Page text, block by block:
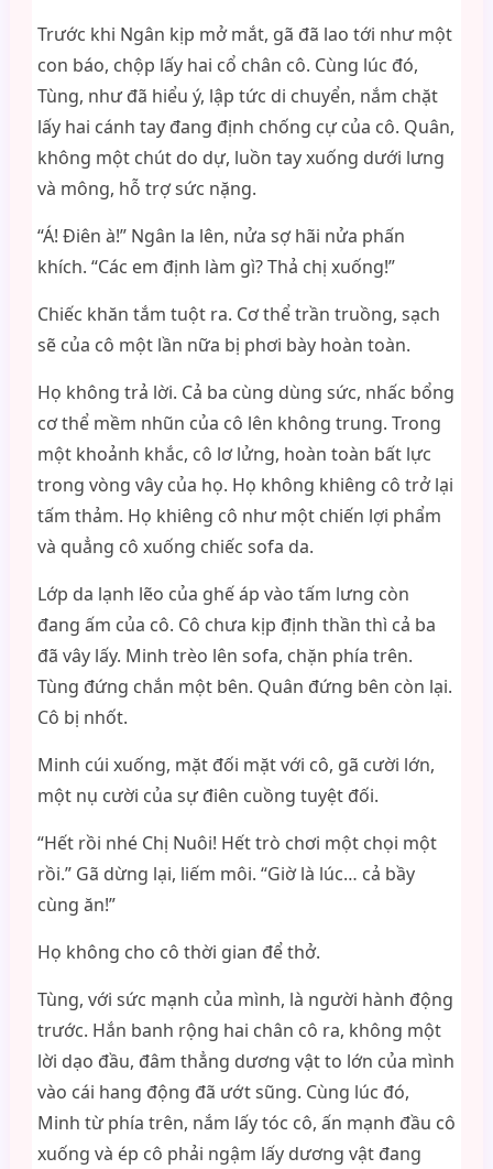
Trước khi Ngân kịp mở mắt, gã đã lao tới như một
con báo, chộp lấy hai cổ chân cô. Cùng lúc đó,
Tùng, như đã hiểu ý, lập tức di chuyển, nắm chặt
lấy hai cánh tay đang định chống cự của cô. Quân,
không một chút do dự, luồn tay xuống dưới lưng
và mông, hỗ trợ sức nặng.
“Á! Điên à!” Ngân la lên, nửa sợ hãi nửa phấn
khích. “Các em định làm gì? Thả chị xuống!”
Chiếc khăn tắm tuột ra. Cơ thể trần truồng, sạch
sẽ của cô một lần nữa bị phơi bày hoàn toàn.
Họ không trả lời. Cả ba cùng dùng sức, nhấc bổng
cơ thể mềm nhũn của cô lên không trung. Trong
một khoảnh khắc, cô lơ lửng, hoàn toàn bất lực
trong vòng vây của họ. Họ không khiêng cô trở lại
tấm thảm. Họ khiêng cô như một chiến lợi phẩm
và quẳng cô xuống chiếc sofa da.
Lớp da lạnh lẽo của ghế áp vào tấm lưng còn
đang ấm của cô. Cô chưa kịp định thần thì cả ba
đã vây lấy. Minh trèo lên sofa, chặn phía trên.
Tùng đứng chắn một bên. Quân đứng bên còn lại.
Cô bị nhốt.
Minh cúi xuống, mặt đối mặt với cô, gã cười lớn,
một nụ cười của sự điên cuồng tuyệt đối.
“Hết rồi nhé Chị Nuôi! Hết trò chơi một chọi một
rồi.” Gã dừng lại, liếm môi. “Giờ là lúc… cả bầy
cùng ăn!”
Họ không cho cô thời gian để thở.
Tùng, với sức mạnh của mình, là người hành động
trước. Hắn banh rộng hai chân cô ra, không một
lời dạo đầu, đâm thẳng dương vật to lớn của mình
vào cái hang động đã ướt sũng. Cùng lúc đó,
Minh từ phía trên, nắm lấy tóc cô, ấn mạnh đầu cô
xuống và ép cô phải ngậm lấy dương vật đang